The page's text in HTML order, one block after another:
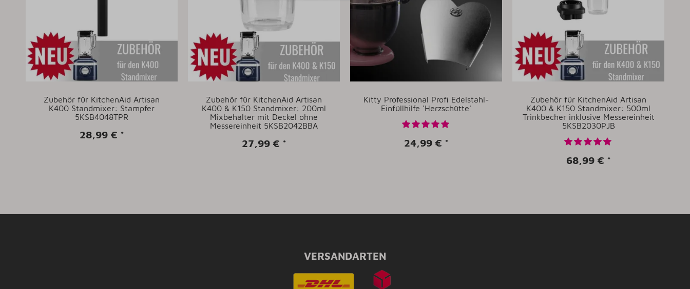
Zubehör für KitchenAid Artisan
K400 Standmixer: Stampfer
5KSB4048TPR
28,99 € *
Zubehör für KitchenAid Artisan
K400 & K150 Standmixer: 200ml
Mixbehälter mit Deckel ohne
Messereinheit 5KSB2042BBA
27,99 € *
Kitty Professional Profi Edelstahl-
Einfüllhilfe 'Herzschütte'
24,99 € *
Zubehör für KitchenAid Artisan
K400 & K150 Standmixer: 500ml
Trinkbecher inklusive Messereinheit
5KSB2030PJB
68,99 € *
VERSANDARTEN